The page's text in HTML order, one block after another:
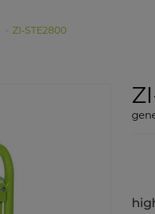
ZI-STE2800